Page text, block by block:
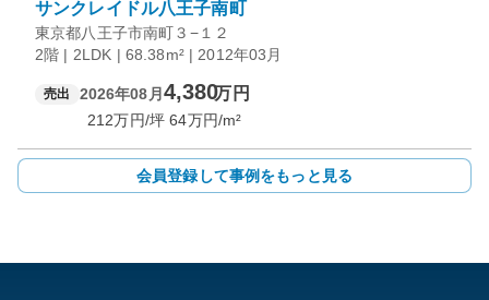
サンクレイドル八王子南町
東京都八王子市南町３−１２
2階 | 2LDK | 68.38m² | 2012年03月
売出 2026年08月 4,380万円
212万円/坪 64万円/m²
会員登録して事例をもっと見る